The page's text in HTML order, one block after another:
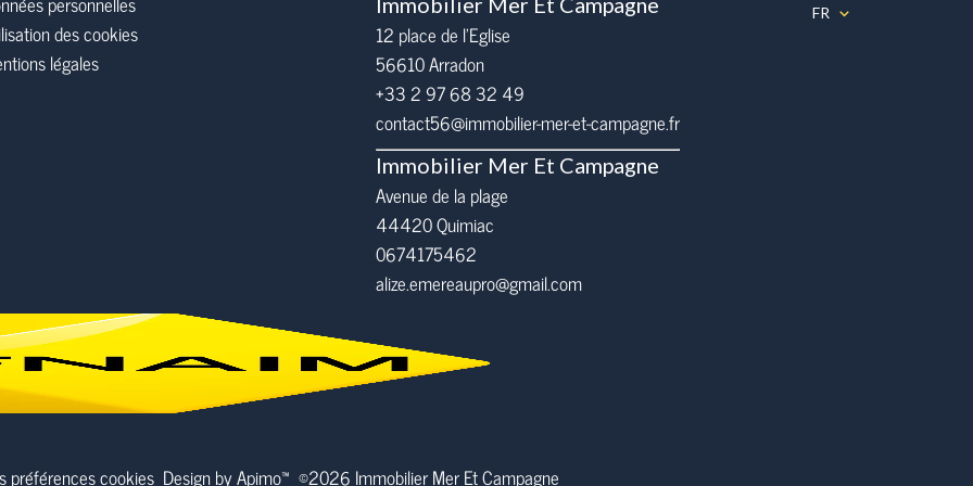
des cookies
légales
12 place de l’Eglise
56610Arradon
+33 2 97 68 32 49
contact56@immobilier-mer-et-campagne.fr
Immobilier Mer Et Campagne
Avenue de la plage
44420 Quimiac
0674175462
alize.emereaupro@gmail.com
FR
préférences cookies Design byApimo™ ©2026 Immobilier Mer Et Campagne